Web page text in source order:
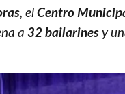
, elCentro
a32 bailarines y